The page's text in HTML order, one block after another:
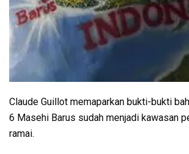
Claude Guillot memaparkan bukti-bukti
6 Masehi Barus sudah menjadi kawasan
ramai.